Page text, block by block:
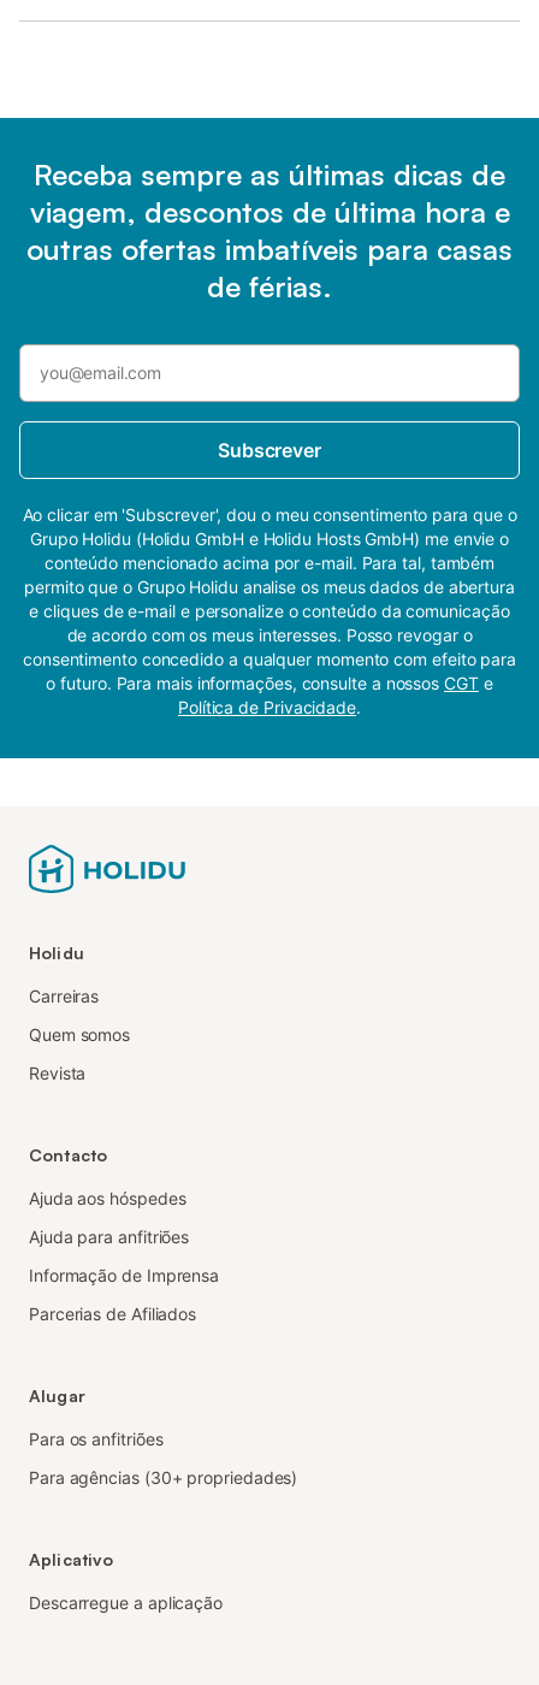
Receba sempre as últimas dicas de
viagem, descontos de última hora e
outras ofertas imbatíveis para casas
de férias.
Subscrever
Ao clicar em 'Subscrever', dou o meu consentimento para que o
Grupo Holidu (Holidu GmbH e Holidu Hosts GmbH) me envie o
conteúdo mencionado acima por e-mail. Para tal, também
permito que o Grupo Holidu analise os meus dados de abertura
e cliques de e-mail e personalize o conteúdo da comunicação
de acordo com os meus interesses. Posso revogar o
consentimento concedido a qualquer momento com efeito para
o futuro. Para mais informações, consulte a nossosCGTe
Política de Privacidade.
Holidu
Carreiras
Quem somos
Revista
Contacto
Ajuda aos hóspedes
Ajuda para anfitriões
Informação de Imprensa
Parcerias de Afiliados
Alugar
Para os anfitriões
Para agências (30+ propriedades)
Aplicativo
Descarregue a aplicação